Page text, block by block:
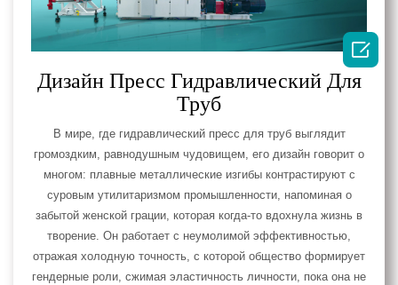
Дизайн Пресс Гидравлический Для
Труб
В мире, где гидравлический пресс для труб выглядит
громоздким, равнодушным чудовищем, его дизайн говорит о
многом: плавные металлические изгибы контрастируют с
суровым утилитаризмом промышленности, напоминая о
забытой женской грации, которая когда-то вдохнула жизнь в
творение. Он работает с неумолимой эффективностью,
отражая холодную точность, с которой общество формирует
гендерные роли, сжимая эластичность личности, пока она не
